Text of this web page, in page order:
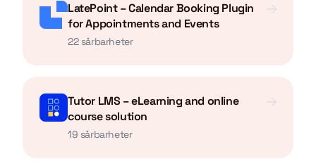
LatePoint – Calendar Booking Plugin
for Appointments and Events
22 sårbarheter
Tutor LMS – eLearning and online
course solution
19 sårbarheter